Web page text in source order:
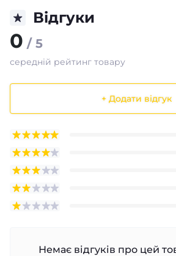
Відгуки
0 / 5
середній рейтинг товару
+ Додати відгук
Немає відгуків про цей